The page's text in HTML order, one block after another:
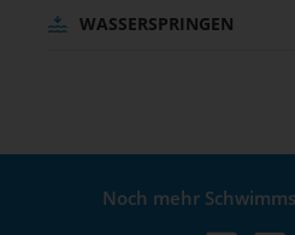
WASSERSPRINGEN
Noch mehr